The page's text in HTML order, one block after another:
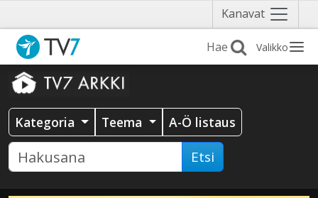
Kanavat Näytä
valikko
Valikko
Kategoria Teema A-Ö listaus
Etsi